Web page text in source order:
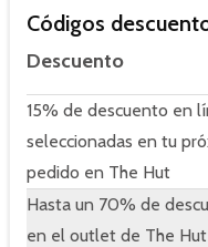
Códigos
Descuento
15% de descuento en
seleccionadas en tu
pedido en The Hut
Hasta un 70% de
en el outlet de The Hut